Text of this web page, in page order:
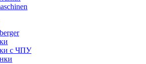
с ЧПУ